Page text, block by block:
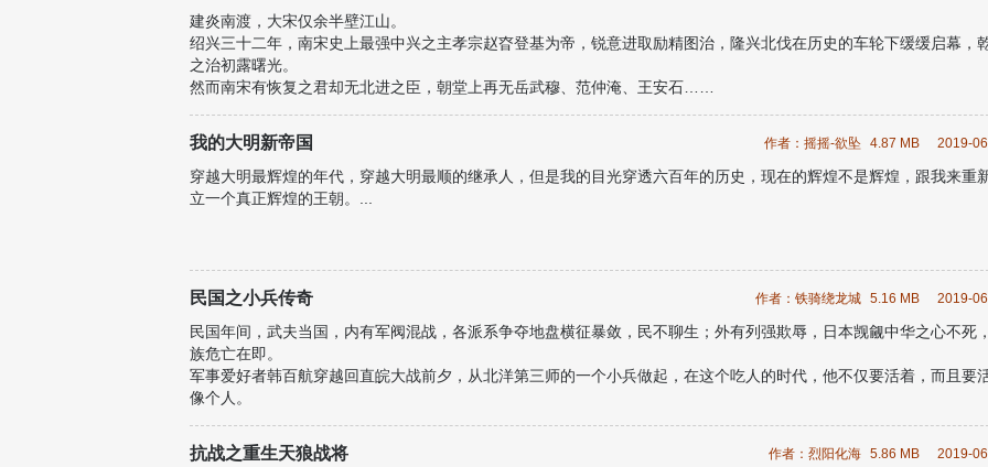
建炎南渡，大宋仅余半壁江山。
绍兴三十二年，南宋史上最强中兴之主孝宗赵昚登基为帝，锐意进取励精图治，隆兴北伐在历史的车轮下缓缓启幕，
之治初露曙光。
然而南宋有恢复之君却无北进之臣，朝堂上再无岳武穆、范仲淹、王安石……
卷？
且看宋仕妖娆。
说人话的简介：这就是个泡妞升官顺便做点小事保证大宋无敌升级之路不被草原铁骑打断的风骚故事。
作者自定义
我的大明新帝国 作者：摇摇-欲坠 4.87 MB 2019-
穿越大明最辉煌的年代，穿越大明最顺的继承人，但是我的目光穿透六百年的历史，现在的辉煌不是辉煌，跟我来重
立一个真正辉煌的王朝。...
民国之小兵传奇 作者：铁骑绕龙城 5.16 MB 2019-
民国年间，武夫当国，内有军阀混战，各派系争夺地盘横征暴敛，民不聊生；外有列强欺辱，日本觊觎中华之心不死
族危亡在即。
军事爱好者韩百航穿越回直皖大战前夕，从北洋第三师的一个小兵做起，在这个吃人的时代，他不仅要活着，而且要
像个人。
...
抗战之重生天狼战将 作者：烈阳化海 5.86 MB 2019-